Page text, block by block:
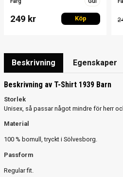
Beskrivning Egenskaper
Beskrivning av T-Shirt 1939 Barn
Storlek
Unisex, så passar något mindre för herr
Material
100 % bomull, tryckt i Sölvesborg.
Passform
Regular fit.
249 kr Köp